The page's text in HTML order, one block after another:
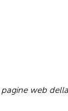
web